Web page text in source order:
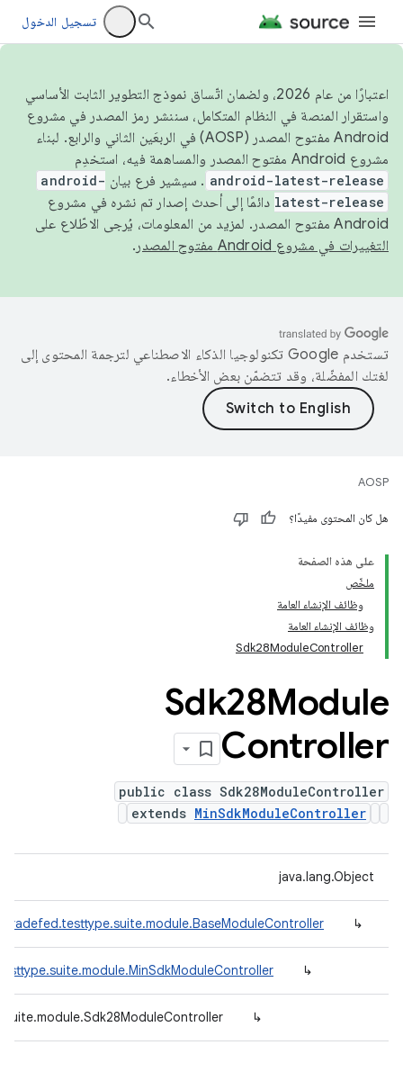
تسجيل الدخول
اعتبارًا من عام 2026، ولضمان اتّساق نموذج التطوير الثابت الأساسي
واستقرار المنصة في النظام المتكامل، سننشر رمز المصدر في مشروع
Android مفتوح المصدر (AOSP) في الربعَين الثاني والرابع. لبناء
مشروع Android مفتوح المصدر والمساهمة فيه، استخدِم
android-latest-release . سيشير فرع بيان android-
latest-release دائمًا إلى أحدث إصدار تم نشره في مشروع
Android مفتوح المصدر. لمزيد من المعلومات، يُرجى الاطّلاع على
التغييرات في مشروع Android مفتوح المصدر
.
تستخدم Google تكنولوجيا الذكاء الاصطناعي لترجمة المحتوى إلى
لغتك المفضّلة، وقد تتضمّن بعض الأخطاء.
AOSP
هل كان المحتوى مفيدًا؟
على هذه الصفحة
ملخّص
وظائف الإنشاء العامة
وظائف الإنشاء العامة
Sdk28ModuleController
Sdk28Module
Controller
public class Sdk28ModuleController
extends MinSdkModuleController
java.lang.Object
↳
↳
↳